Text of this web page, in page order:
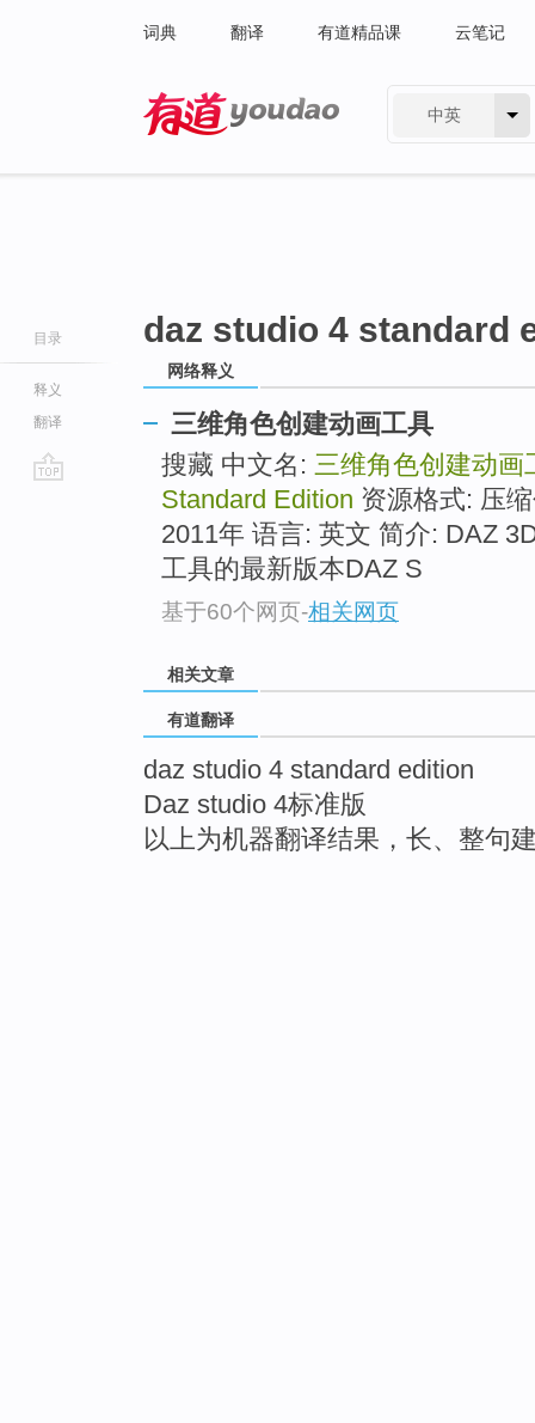
词典 翻译 有道精品课 云笔记
中英
目录
释义
翻译
daz studio 4 standard
网络释义
三维角色创建动画工具
搜藏 中文名: 三维角色创建动画
Standard Edition 资源格式: 压
2011年 语言: 英文 简介: DAZ
工具的最新版本DAZ S
基于60个网页-相关网页
相关文章
有道翻译
daz studio 4 standard edition
Daz studio 4标准版
以上为机器翻译结果，长、整句